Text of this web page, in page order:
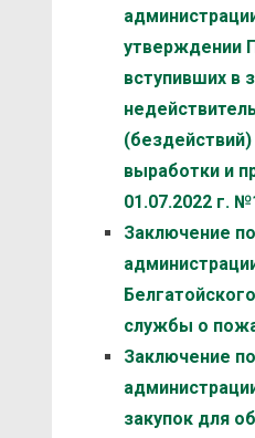
утверждении
вступивших в
выработки и
01.07.2022 г.
Заключение
службы о
Заключение
закупок для